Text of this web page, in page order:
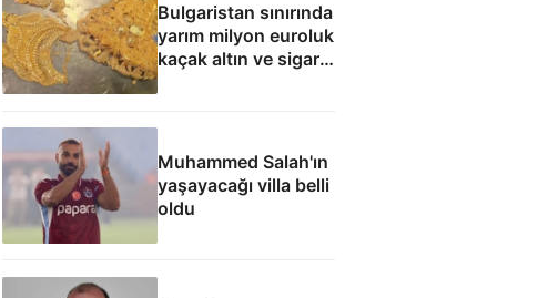
Bulgaristan sınırında
yarım milyon euroluk
kaçak altın ve sigara
yakalandı
Muhammed Salah'ın
yaşayacağı villa belli
oldu